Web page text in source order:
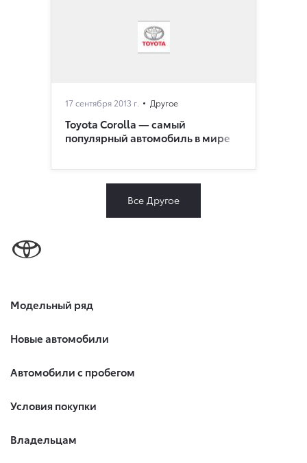
17 сентября 2013 г. Другое
Toyota Corolla — самый
популярный автомобиль в мире
Все Другое
Модельный ряд
Новые автомобили
Автомобили с пробегом
Условия покупки
Владельцам